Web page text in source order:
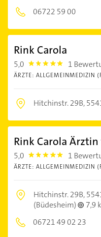
06722 59 00
Rink Carola
5,0 5.0 1
ÄRZTE: ALLGEMEINMEDIZIN
Hitchinstr. 29B,
Rink Carola
5,0 5.0 1
ÄRZTE: ALLGEMEINMEDIZIN
Hitchinstr. 29B,
(Büdesheim)
7,9
06721 49 02 23